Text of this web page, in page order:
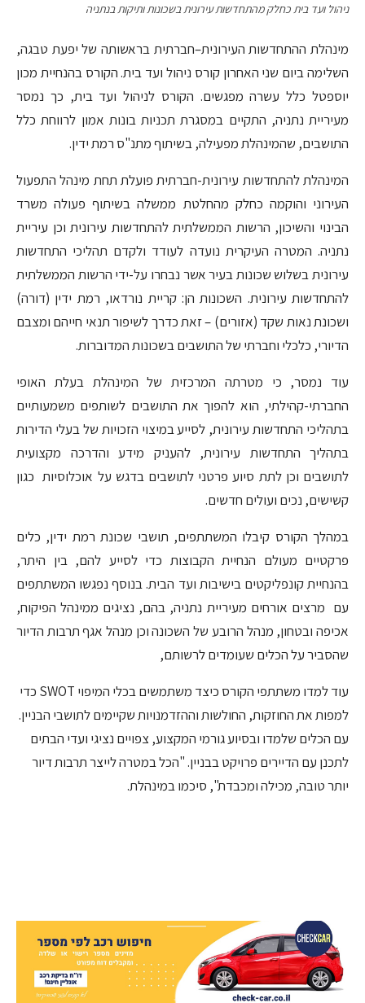
ניהול ועד בית כחלק מהתחדשות עירונית בשכונות ותיקות בנתניה
מינהלת ההתחדשות העירונית–חברתית בראשותה של יפעת טבגה,
השלימה ביום שני האחרון קורס ניהול ועד בית. הקורס בהנחיית מכון
יוספטל כלל עשרה מפגשים. הקורס לניהול ועד בית, כך נמסר
מעיריית נתניה, התקיים במסגרת תכניות בונות אמון לרווחת כלל
התושבים, שהמינהלת מפעילה, בשיתוף מתנ"ס רמת ידין.
המינהלת להתחדשות עירונית-חברתית פועלת תחת מינהל התפעול
העירוני והוקמה כחלק מהחלטת ממשלה בשיתוף פעולה משרד
הבינוי והשיכון, הרשות הממשלתית להתחדשות עירונית וכן עיריית
נתניה. המטרה העיקרית נועדה לעודד ולקדם תהליכי התחדשות
עירונית בשלוש שכונות בעיר אשר נבחרו על-ידי הרשות הממשלתית
להתחדשות עירונית. השכונות הן: קריית נורדאו, רמת ידין (דורה)
ושכונת נאות שקד (אזורים) – זאת כדרך לשיפור תנאי חייהם ומצבם
הדיורי, כלכלי וחברתי של התושבים בשכונות המדוברות.
עוד נמסר, כי מטרתה המרכזית של המינהלת בעלת האופי
החברתי-קהילתי, הוא להפוך את התושבים לשותפים משמעותיים
בתהליכי התחדשות עירונית, לסייע במיצוי הזכויות של בעלי הדירות
בתהליך התחדשות עירונית, להעניק מידע והדרכה מקצועית
לתושבים וכן לתת סיוע פרטני לתושבים בדגש על אוכלוסיות כגון
קשישים, נכים ועולים חדשים.
במהלך הקורס קיבלו המשתתפים, תושבי שכונת רמת ידין, כלים
פרקטיים מעולם הנחיית הקבוצות כדי לסייע להם, בין היתר,
בהנחיית קונפליקטים בישיבות ועד הבית. בנוסף נפגשו המשתתפים
עם מרצים אורחים מעיריית נתניה, בהם, נציגים ממינהל הפיקוח,
אכיפה ובטחון, מנהל הרובע של השכונה וכן מנהל אגף תרבות הדיור
שהסביר על הכלים שעומדים לרשותם,
עוד למדו משתתפי הקורס כיצד משתמשים בכלי המיפוי SWOT כדי
למפות את החוזקות, החולשות וההזדמנויות שקיימים לתושבי הבניין.
עם הכלים שלמדו ובסיוע גורמי המקצוע, צפויים נציגי ועדי הבתים
לתכנן עם הדיירים פרויקט בבניין. "הכל במטרה לייצר תרבות דיור
יותר טובה, מכילה ומכבדת", סיכמו במינהלת.